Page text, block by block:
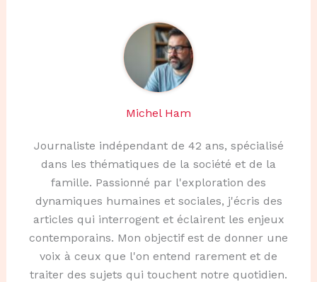
Michel Ham
Journaliste indépendant de 42 ans, spécialisé
dans les thématiques de la société et de la
famille. Passionné par l'exploration des
dynamiques humaines et sociales, j'écris des
articles qui interrogent et éclairent les enjeux
contemporains. Mon objectif est de donner une
voix à ceux que l'on entend rarement et de
traiter des sujets qui touchent notre quotidien.